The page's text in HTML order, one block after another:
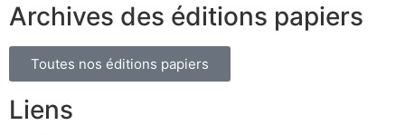
Archives des éditions papiers
Toutes nos éditions papiers
Liens